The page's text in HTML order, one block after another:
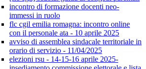
incontro di formazione docenti neo-
immessi in ruolo
flc cgil emilia romagna: incontro online
con il personale ata - 10 aprile 2025
avviso di assemblea sindacale territoriale in
orario di servizio - 11/04/2025
elezioni rsu - 14-15-16 aprile 2025-